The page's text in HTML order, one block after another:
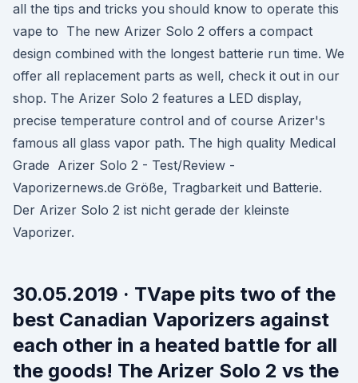
all the tips and tricks you should know to operate this
vape to The new Arizer Solo 2 offers a compact
design combined with the longest batterie run time. We
offer all replacement parts as well, check it out in our
shop. The Arizer Solo 2 features a LED display,
precise temperature control and of course Arizer's
famous all glass vapor path. The high quality Medical
Grade Arizer Solo 2 - Test/Review -
Vaporizernews.de Größe, Tragbarkeit und Batterie.
Der Arizer Solo 2 ist nicht gerade der kleinste
Vaporizer.
30.05.2019 · TVape pits two of the
best Canadian Vaporizers against
each other in a heated battle for all
the goods! The Arizer Solo 2 vs the